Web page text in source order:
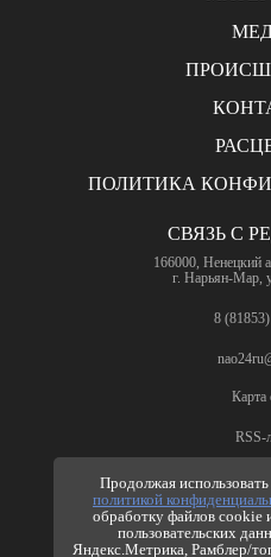
Продолжая
политикой
обработку файлов cookie
пользовательских
Яндекс.Метрика, Рамблер/
ПОЛИТИКА
СВЯЗЬ С
166000, Ненецкий
г. Нарьян-Мар,
8
Карта
RSS-
ПО
8